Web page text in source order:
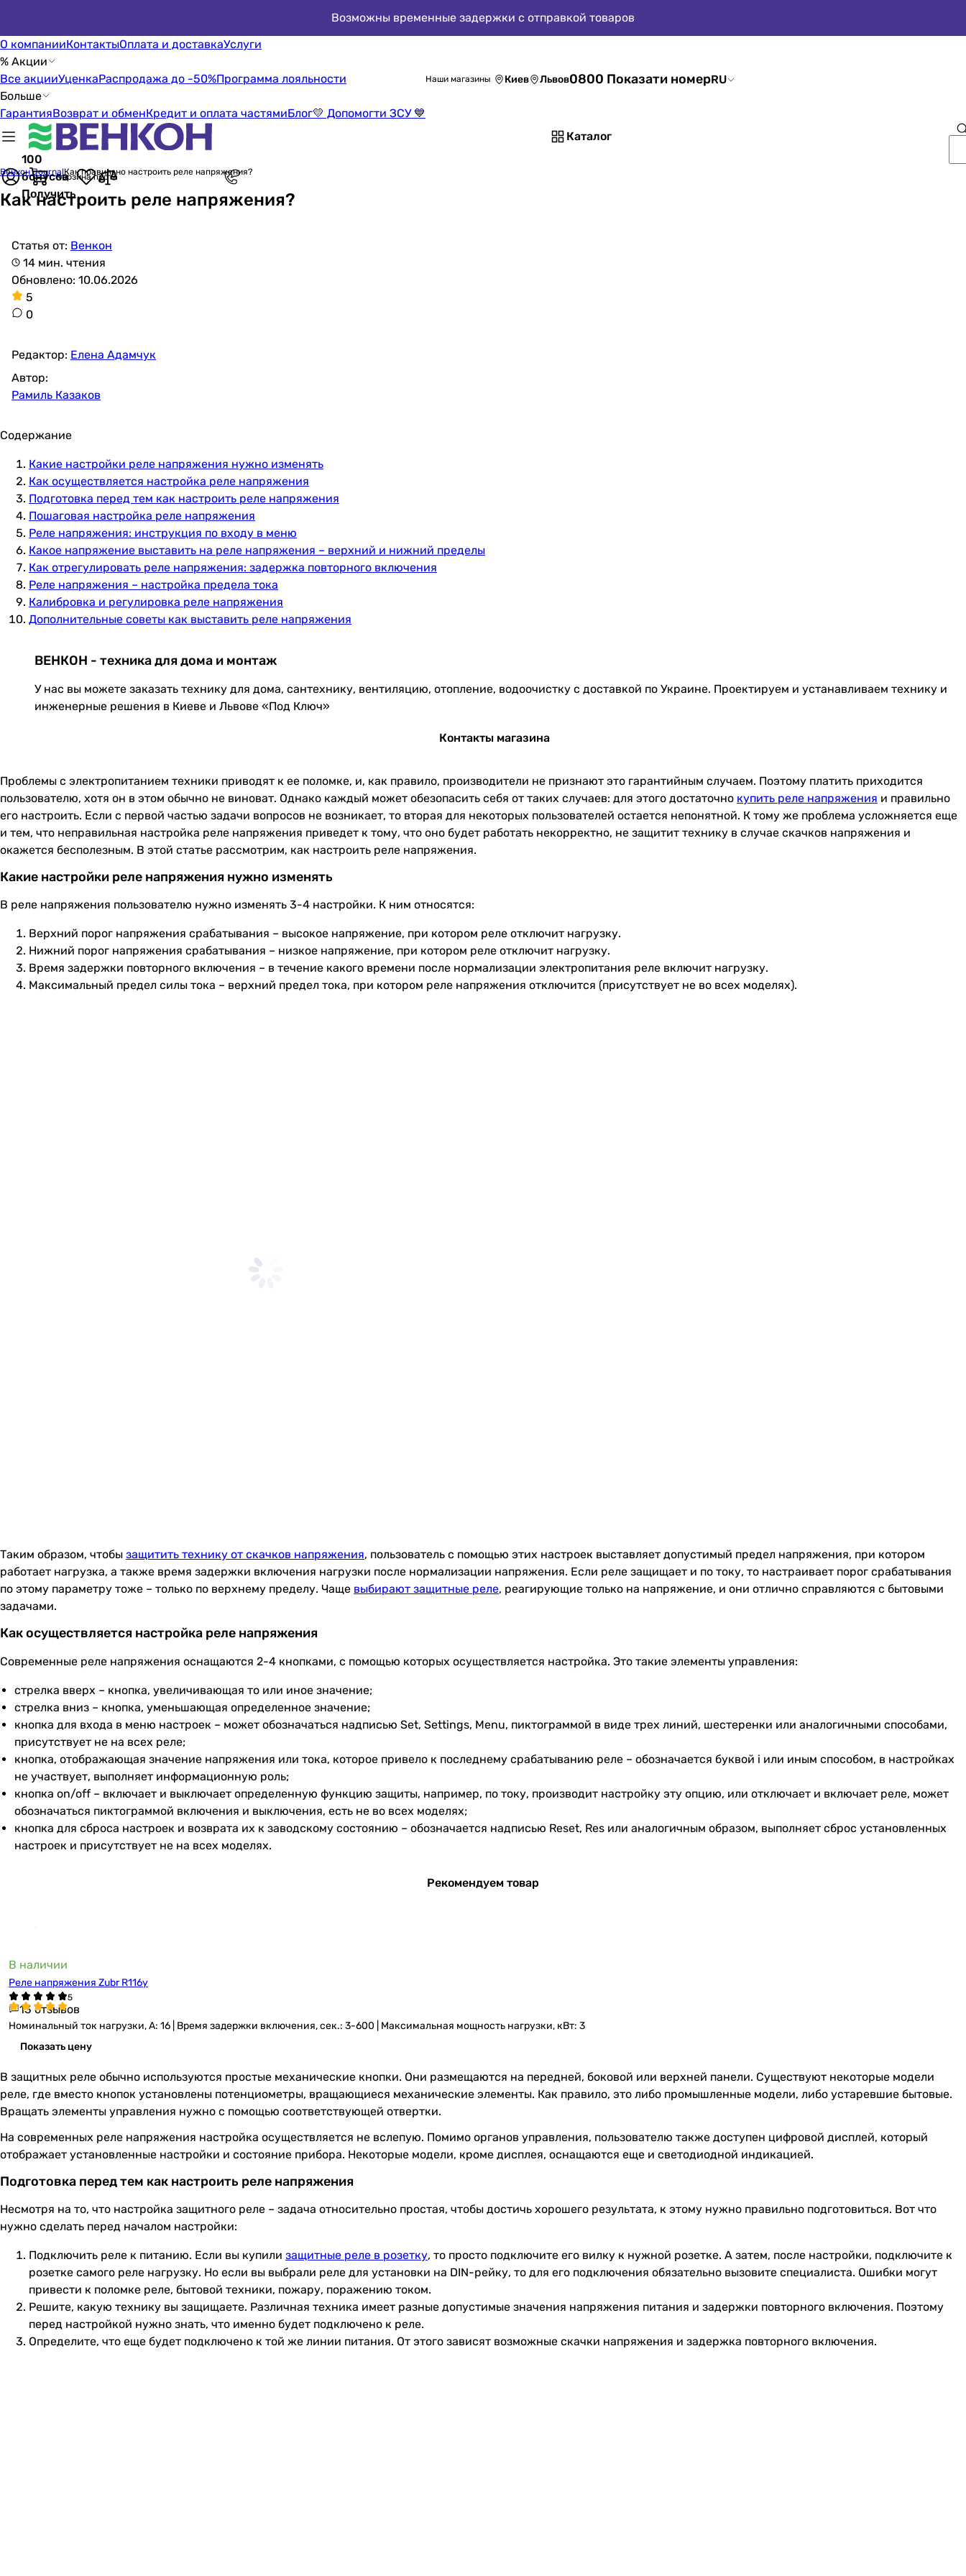
Возможны временные задержки с отправкой товаров
О компанииКонтактыОплата и доставкаУслуги
% Акции
Все акцииУценкаРаспродажа до -50%Программа лояльности
Больше
ГарантияВозврат и обменКредит и оплата частямиБлог💛 Допомогти ЗСУ 💙
Наши магазины Киев Львов0800 Показати номерRU
Каталог
100
бонусов
Получить
Корзина пуста
Венкон JournalКак правильно настроить реле напряжения?
Как настроить реле напряжения?
Статья от: Венкон
14 мин. чтения
Обновлено: 10.06.2026
5
0
Редактор: Елена Адамчук
Автор:
Рамиль Казаков
Содержание
Какие настройки реле напряжения нужно изменять
Как осуществляется настройка реле напряжения
Подготовка перед тем как настроить реле напряжения
Пошаговая настройка реле напряжения
Реле напряжения: инструкция по входу в меню
Какое напряжение выставить на реле напряжения – верхний и нижний пределы
Как отрегулировать реле напряжения: задержка повторного включения
Реле напряжения – настройка предела тока
Калибровка и регулировка реле напряжения
Дополнительные советы как выставить реле напряжения
ВЕНКОН - техника для дома и монтаж
У нас вы можете заказать технику для дома, сантехнику, вентиляцию, отопление, водоочистку с доставкой по Украине. Проектируем и устанавливаем технику и
инженерные решения в Киеве и Львове «Под Ключ»
Контакты магазина
Проблемы с электропитанием техники приводят к ее поломке, и, как правило, производители не признают это гарантийным случаем. Поэтому платить приходится
пользователю, хотя он в этом обычно не виноват. Однако каждый может обезопасить себя от таких случаев: для этого достаточно купить реле напряжения и правильно
его настроить. Если с первой частью задачи вопросов не возникает, то вторая для некоторых пользователей остается непонятной. К тому же проблема усложняется еще
и тем, что неправильная настройка реле напряжения приведет к тому, что оно будет работать некорректно, не защитит технику в случае скачков напряжения и
окажется бесполезным. В этой статье рассмотрим, как настроить реле напряжения.
Какие настройки реле напряжения нужно изменять
В реле напряжения пользователю нужно изменять 3-4 настройки. К ним относятся:
Верхний порог напряжения срабатывания – высокое напряжение, при котором реле отключит нагрузку.
Нижний порог напряжения срабатывания – низкое напряжение, при котором реле отключит нагрузку.
Время задержки повторного включения – в течение какого времени после нормализации электропитания реле включит нагрузку.
Максимальный предел силы тока – верхний предел тока, при котором реле напряжения отключится (присутствует не во всех моделях).
Таким образом, чтобы защитить технику от скачков напряжения, пользователь с помощью этих настроек выставляет допустимый предел напряжения, при котором
работает нагрузка, а также время задержки включения нагрузки после нормализации напряжения. Если реле защищает и по току, то настраивает порог срабатывания
по этому параметру тоже – только по верхнему пределу. Чаще выбирают защитные реле, реагирующие только на напряжение, и они отлично справляются с бытовыми
задачами.
Как осуществляется настройка реле напряжения
Современные реле напряжения оснащаются 2-4 кнопками, с помощью которых осуществляется настройка. Это такие элементы управления:
стрелка вверх – кнопка, увеличивающая то или иное значение;
стрелка вниз – кнопка, уменьшающая определенное значение;
кнопка для входа в меню настроек – может обозначаться надписью Set, Settings, Menu, пиктограммой в виде трех линий, шестеренки или аналогичными способами,
присутствует не на всех реле;
кнопка, отображающая значение напряжения или тока, которое привело к последнему срабатыванию реле – обозначается буквой i или иным способом, в настройках
не участвует, выполняет информационную роль;
кнопка on/off – включает и выключает определенную функцию защиты, например, по току, производит настройку эту опцию, или отключает и включает реле, может
обозначаться пиктограммой включения и выключения, есть не во всех моделях;
кнопка для сброса настроек и возврата их к заводскому состоянию – обозначается надписью Reset, Res или аналогичным образом, выполняет сброс установленных
настроек и присутствует не на всех моделях.
Рекомендуем товар
В наличии
Реле напряжения Zubr R116y
13 отзывов
Номинальный ток нагрузки, А: 16 | Время задержки включения, сек.: 3-600 | Максимальная мощность нагрузки, кВт: 3
Показать цену
В защитных реле обычно используются простые механические кнопки. Они размещаются на передней, боковой или верхней панели. Существуют некоторые модели
реле, где вместо кнопок установлены потенциометры, вращающиеся механические элементы. Как правило, это либо промышленные модели, либо устаревшие бытовые.
Вращать элементы управления нужно с помощью соответствующей отвертки.
На современных реле напряжения настройка осуществляется не вслепую. Помимо органов управления, пользователю также доступен цифровой дисплей, который
отображает установленные настройки и состояние прибора. Некоторые модели, кроме дисплея, оснащаются еще и светодиодной индикацией.
Подготовка перед тем как настроить реле напряжения
Несмотря на то, что настройка защитного реле – задача относительно простая, чтобы достичь хорошего результата, к этому нужно правильно подготовиться. Вот что
нужно сделать перед началом настройки:
Подключить реле к питанию. Если вы купили защитные реле в розетку, то просто подключите его вилку к нужной розетке. А затем, после настройки, подключите к
розетке самого реле нагрузку. Но если вы выбрали реле для установки на DIN-рейку, то для его подключения обязательно вызовите специалиста. Ошибки могут
привести к поломке реле, бытовой техники, пожару, поражению током.
Решите, какую технику вы защищаете. Различная техника имеет разные допустимые значения напряжения питания и задержки повторного включения. Поэтому
перед настройкой нужно знать, что именно будет подключено к реле.
Определите, что еще будет подключено к той же линии питания. От этого зависят возможные скачки напряжения и задержка повторного включения.